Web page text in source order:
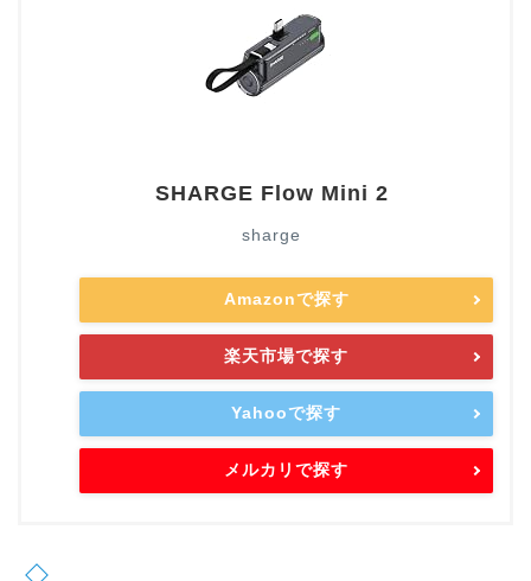
SHARGE Flow Mini 2
sharge
Amazonで探す
楽天市場で探す
Yahooで探す
メルカリで探す
スマートフォン